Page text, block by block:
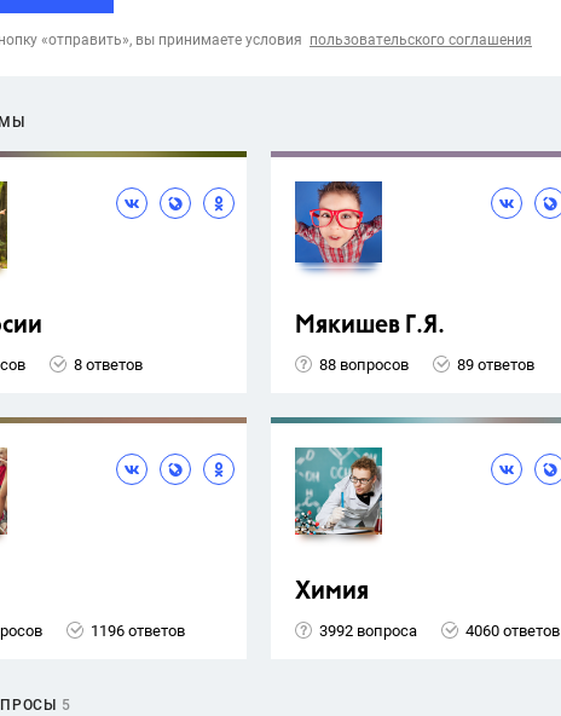
«отправить», вы принимаете условия пользовательского соглашения
8 ответов
Мякишев Г.Я.
88 вопросов 89 ответов
1196 ответов
Химия
3992 вопроса 4060 ответов
5